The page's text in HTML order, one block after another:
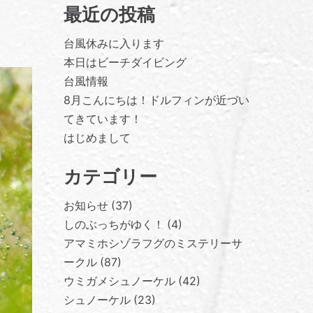
最近の投稿
台風休みに入ります
本日はビーチダイビング
台風情報
8月こんにちは！ドルフィンが近づい
てきています！
はじめまして
カテゴリー
お知らせ 37
しのぶっちがゆく！
4
アマミホシゾラフグのミステリーサ
ークル 87
ウミガメシュノーケル 42
シュノーケル 23